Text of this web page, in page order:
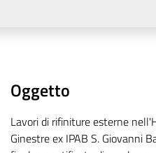
Oggetto
Lavori di rifiniture esterne
Ginestre ex IPAB S. Giovanni